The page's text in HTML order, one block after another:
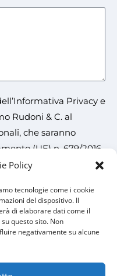
Policy
tecnologie come i cookie
del dispositivo. Il
di elaborare dati come il
questo sito. Non
negativamente su alcune
Informativa Privacy e
Rudoni & C. al
che saranno
(UE) n. 679/2016
dati personali, per le